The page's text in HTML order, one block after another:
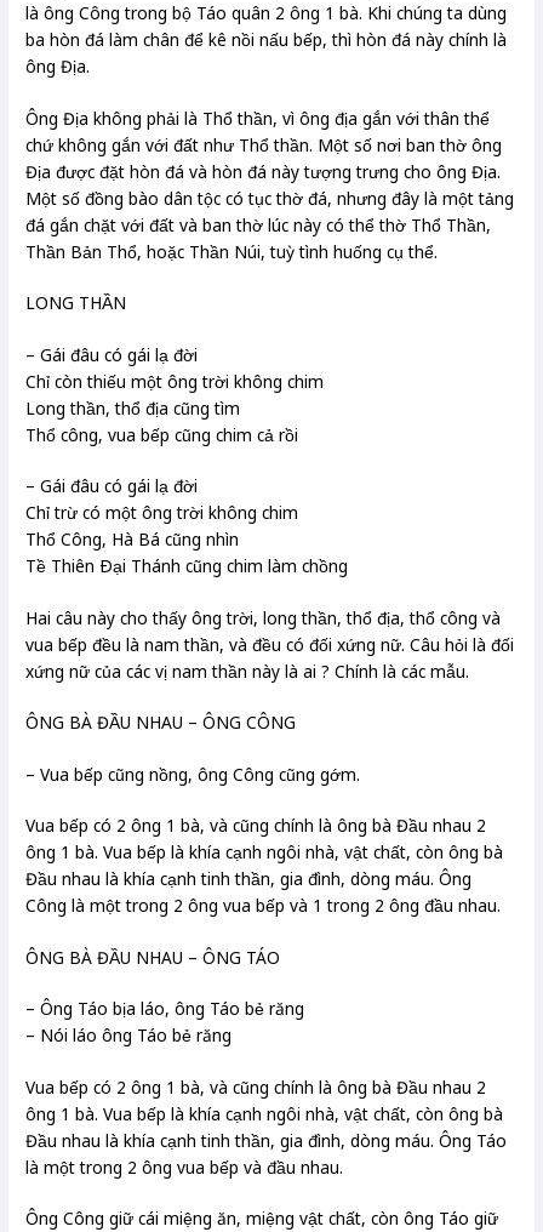
là ông Công trong bộ Táo quân 2 ông 1 bà. Khi chúng ta dùng
ba hòn đá làm chân để kê nồi nấu bếp, thì hòn đá này chính là
ông Địa.
Ông Địa không phải là Thổ thần, vì ông địa gắn với thân thể
chứ không gắn với đất như Thổ thần. Một số nơi ban thờ ông
Địa được đặt hòn đá và hòn đá này tượng trưng cho ông Địa.
Một số đồng bào dân tộc có tục thờ đá, nhưng đây là một tảng
đá gắn chặt với đất và ban thờ lúc này có thể thờ Thổ Thần,
Thần Bản Thổ, hoặc Thần Núi, tuỳ tình huống cụ thể.
LONG THẦN
– Gái đâu có gái lạ đời
Chỉ còn thiếu một ông trời không chim
Long thần, thổ địa cũng tìm
Thổ công, vua bếp cũng chim cả rồi
– Gái đâu có gái lạ đời
Chỉ trừ có một ông trời không chim
Thổ Công, Hà Bá cũng nhìn
Tề Thiên Ðại Thánh cũng chim làm chồng
Hai câu này cho thấy ông trời, long thần, thổ địa, thổ công và
vua bếp đều là nam thần, và đều có đối xứng nữ. Câu hỏi là đối
xứng nữ của các vị nam thần này là ai ? Chính là các mẫu.
ÔNG BÀ ĐẦU NHAU – ÔNG CÔNG
– Vua bếp cũng nồng, ông Công cũng gớm.
Vua bếp có 2 ông 1 bà, và cũng chính là ông bà Đầu nhau 2
ông 1 bà. Vua bếp là khía cạnh ngôi nhà, vật chất, còn ông bà
Đầu nhau là khía cạnh tinh thần, gia đình, dòng máu. Ông
Công là một trong 2 ông vua bếp và 1 trong 2 ông đầu nhau.
ÔNG BÀ ĐẦU NHAU – ÔNG TÁO
– Ông Táo bịa láo, ông Táo bẻ răng
– Nói láo ông Táo bẻ răng
Vua bếp có 2 ông 1 bà, và cũng chính là ông bà Đầu nhau 2
ông 1 bà. Vua bếp là khía cạnh ngôi nhà, vật chất, còn ông bà
Đầu nhau là khía cạnh tinh thần, gia đình, dòng máu. Ông Táo
là một trong 2 ông vua bếp và đầu nhau.
Ông Công giữ cái miệng ăn, miệng vật chất, còn ông Táo giữ